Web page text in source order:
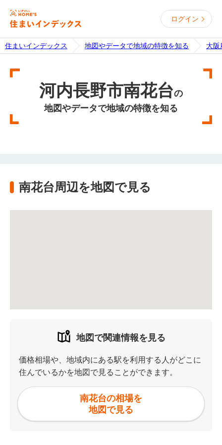
ログイン
住まいインデックス 地図やデータで地域の特徴を知る 大阪
河内長野市南花台の
地図やデータで地域の特徴を知る
南花台周辺を地図で見る
地図で関連情報を見る
価格相場や、地域内にある駅を利用する人がどこに
住んでいるかを地図で見ることができます。
南花台の相場を
地図で見る